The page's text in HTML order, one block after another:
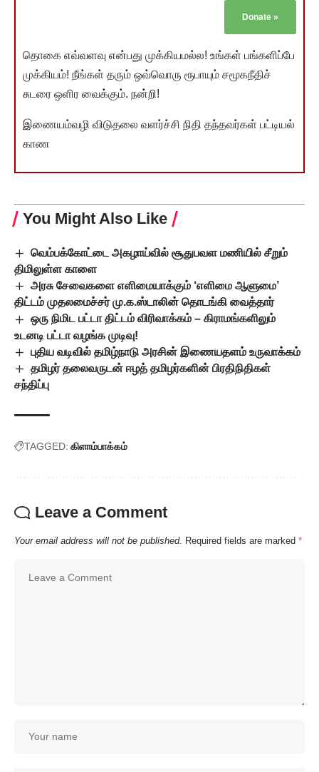
Donate »
தொகை எவ்வளவு என்பது முக்கியமல்ல! உங்கள் பங்களிப்பே
முக்கியம்! நீங்கள் தரும் ஒவ்வொரு ரூபாயும் சமூகநீதிச்
சுடரை ஒளிர வைக்கும். நன்றி!
இணையம்வழி விடுதலை வளர்ச்சி நிதி தந்தவர்கள் பட்டியல்
காண
You Might Also Like
வெம்பக்கோட்டை அகழாய்வில் சூதுபவள மணியில் சீறும்
திமிலுள்ள காளை
அரசு சேவைகளை எளிமையாக்கும் ‘எளிமை ஆளுமை’
திட்டம் முதலமைச்சர் மு.க.ஸ்டாலின் தொடங்கி வைத்தார்
ஒரு நிமிட பட்டா திட்டம் விரிவாக்கம் – கிராமங்களிலும்
உடனடி பட்டா வழங்க முடிவு!
புதிய வடிவில் தமிழ்நாடு அரசின் இணையதளம் உருவாக்கம்
தமிழர் தலைவருடன் ஈழத் தமிழர்களின் பிரதிநிதிகள்
சந்திப்பு
TAGGED: கிளாம்பாக்கம்
Leave a Comment
Your email address will not be published. Required fields are marked *